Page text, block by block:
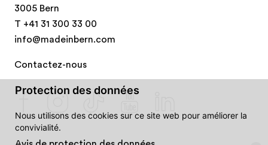
3005 Bern
T +41 31 300 33 00
info@madeinbern.com
Contactez-nous
Protection des données
Nous utilisons des cookies sur ce site web pour améliorer la
convivialité.